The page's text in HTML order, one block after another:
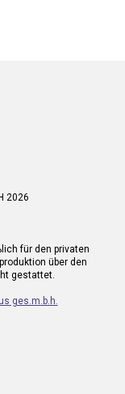
2026
für den privaten
über den
gestattet.
ges.m.b.h.